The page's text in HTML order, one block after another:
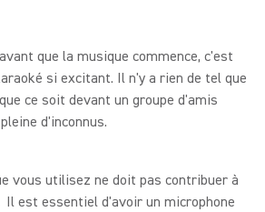
que la musique commence, c'est
si excitant. Il n'y a rien de tel que
ce soit devant un groupe d'amis
d'inconnus.
vous utilisez ne doit pas contribuer à
est essentiel d'avoir un microphone